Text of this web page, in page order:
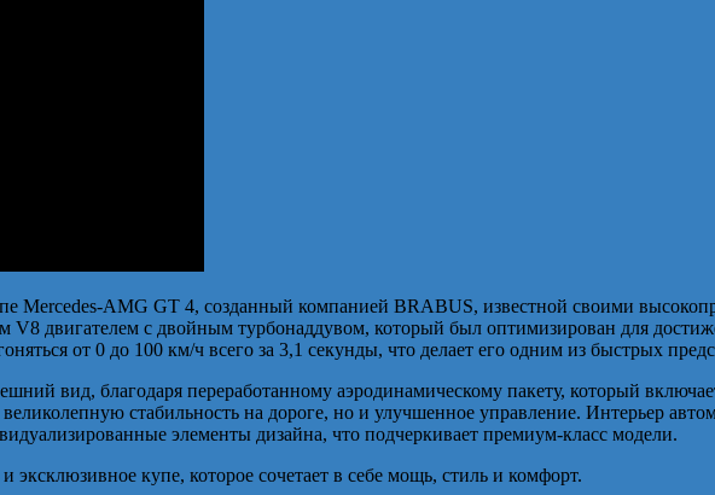
Mercedes-AMG GT 4, созданный компанией BRABUS, известной своими
двигателем с двойным турбонаддувом, который был оптимизирован для
от 0 до 100 км/ч всего за 3,1 секунды, что делает его одним из быстрых
вид, благодаря переработанному аэродинамическому пакету, который
стабильность на дороге, но и улучшенное управление. Интерьер
элементы дизайна, что подчеркивает премиум-класс модели.
купе, которое сочетает в себе мощь, стиль и комфорт.